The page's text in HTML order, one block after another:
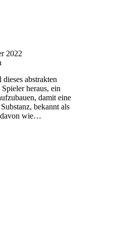
2022
abstrakten
heraus, ein
damit eine
bekannt als
davon wie…